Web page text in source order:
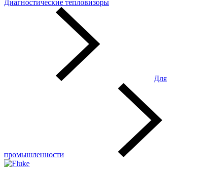
Диагностические тепловизоры
Для
промышленности